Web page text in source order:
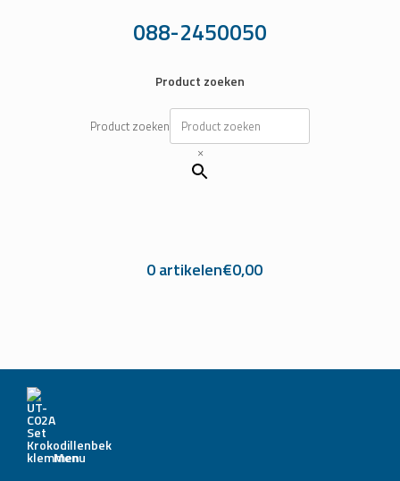
088-2450050
Product zoeken
Product zoeken
×
0 artikelen€0,00
Menu